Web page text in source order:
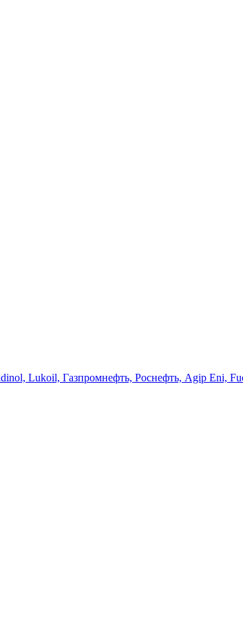
Lukoil, Газпромнефть, Роснефть, Agip Eni,